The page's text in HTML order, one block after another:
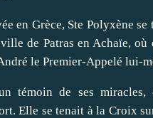
en Grèce, Ste Polyxène
de Patras en Achaïe,
le Premier-Appelé lui-
témoin de ses
Elle se tenait à la Croix